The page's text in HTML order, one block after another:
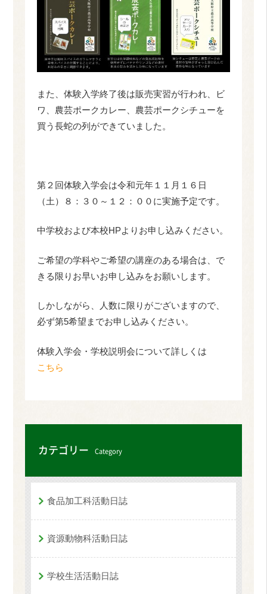
また、体験入学終了後は販売実習が行われ、ビ
ワ、農芸ポークカレー、農芸ポークシチューを
買う長蛇の列ができていました。
第２回体験入学会は令和元年１１月１６日
（土）８：３０～１２：００に実施予定です。
中学校および本校HPよりお申し込みください。
ご希望の学科やご希望の講座のある場合は、で
きる限りお早いお申し込みをお願いします。
しかしながら、人数に限りがございますので、
必ず第5希望までお申し込みください。
体験入学会・学校説明会について詳しくは
こちら
カテゴリー Category
食品加工科活動日誌
資源動物科活動日誌
学校生活活動日誌